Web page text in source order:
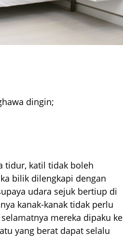
dingin;
tidur, katil tidak boleh
bilik dilengkapi dengan
udara sejuk bertiup di
kanak-kanak tidak perlu
mereka dipaku ke
yang berat dapat selalu